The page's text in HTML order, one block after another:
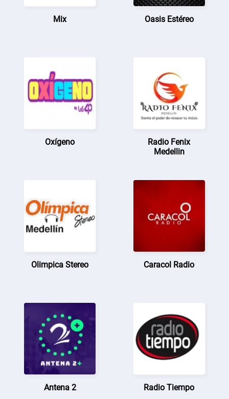
Mix Oasis Estéreo
Oxígeno
Radio Fenix
Medellin
Olimpica Stereo Caracol Radio
Antena 2 Radio Tiempo